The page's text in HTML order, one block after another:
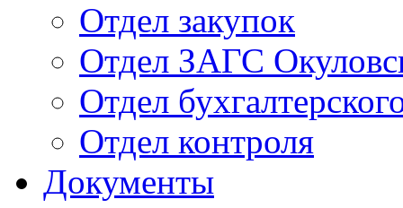
Отдел закупок
Отдел ЗАГС
Отдел
Отдел контроля
Документы